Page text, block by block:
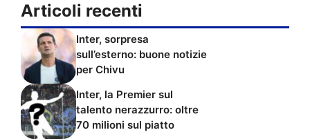
Articoli recenti
Inter, sorpresa
sull’esterno: buone notizie
per Chivu
Inter, la Premier sul
talento nerazzurro: oltre
70 milioni sul piatto